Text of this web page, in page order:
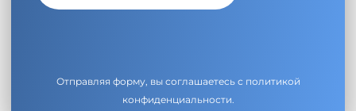
Отправляя форму, вы соглашаетесь с политикой
конфиденциальности.